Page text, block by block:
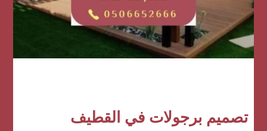
تصميم برجولات في القطيف